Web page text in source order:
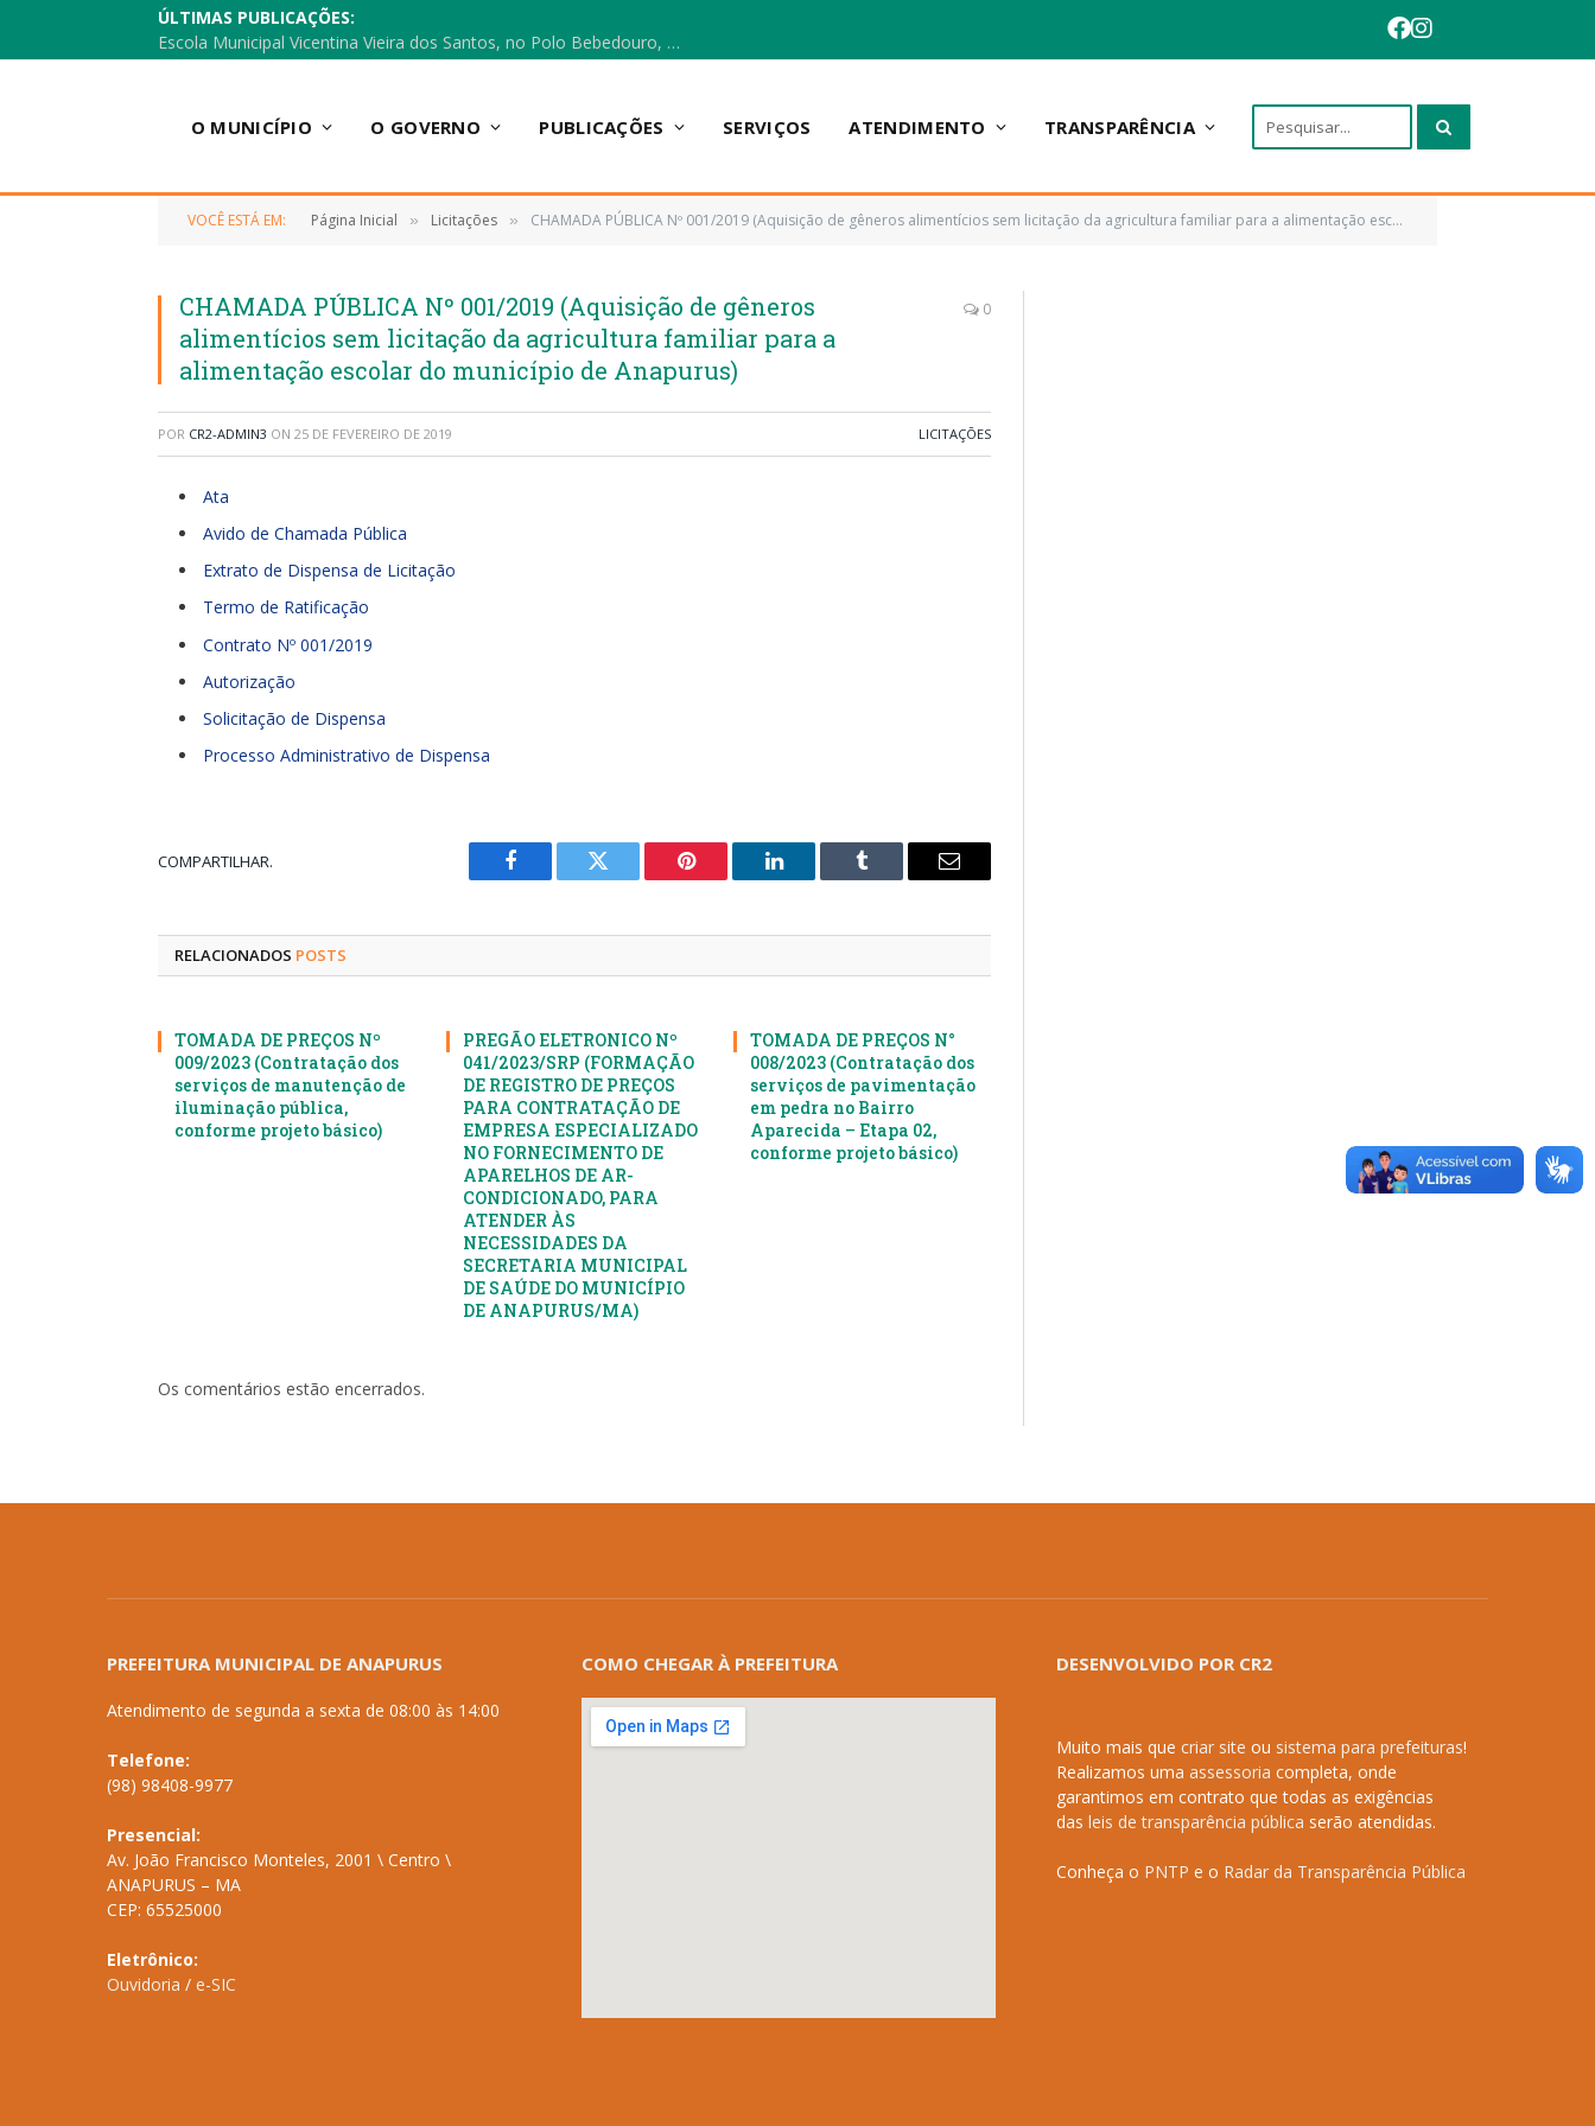
ÚLTIMAS PUBLICAÇÕES:
Escola Municipal Vicentina Vieira dos Santos, no Polo Bebedouro, recebeu materiais para a implantação do Cantinho da Leitura e da Sala Multidisciplinar.
O MUNICÍPIO O GOVERNO PUBLICAÇÕES SERVIÇOS ATENDIMENTO TRANSPARÊNCIA
VOCÊ ESTÁ EM: Página Inicial » Licitações » CHAMADA PÚBLICA Nº 001/2019 (Aquisição de gêneros alimentícios sem licitação da agricultura familiar para a alimentação escolar do município de Anapurus)
CHAMADA PÚBLICA Nº 001/2019 (Aquisição de gêneros
alimentícios sem licitação da agricultura familiar para a
alimentação escolar do município de Anapurus)
0
POR CR2-ADMIN3 ON 25 DE FEVEREIRO DE 2019 LICITAÇÕES
Ata
Avido de Chamada Pública
Extrato de Dispensa de Licitação
Termo de Ratificação
Contrato Nº 001/2019
Autorização
Solicitação de Dispensa
Processo Administrativo de Dispensa
COMPARTILHAR.
Facebook Twitter Pinterest LinkedIn Tumblr
E-
RELACIONADOS POSTS
TOMADA DE PREÇOS Nº
009/2023 (Contratação dos
serviços de manutenção de
iluminação pública,
conforme projeto básico)
PREGÃO ELETRONICO Nº
041/2023/SRP (FORMAÇÃO
DE REGISTRO DE PREÇOS
PARA CONTRATAÇÃO DE
EMPRESA ESPECIALIZADO
NO FORNECIMENTO DE
APARELHOS DE AR-
CONDICIONADO, PARA
ATENDER ÀS
NECESSIDADES DA
SECRETARIA MUNICIPAL
DE SAÚDE DO MUNICÍPIO
DE ANAPURUS/MA)
TOMADA DE PREÇOS N°
008/2023 (Contratação dos
serviços de pavimentação
em pedra no Bairro
Aparecida – Etapa 02,
conforme projeto básico)
Os comentários estão encerrados.
PREFEITURA MUNICIPAL DE ANAPURUS
Atendimento de segunda a sexta de 08:00 às 14:00
Telefone:
(98) 98408-9977
Presencial:
Av. João Francisco Monteles, 2001 \ Centro \
ANAPURUS – MA
CEP: 65525000
Eletrônico:
Ouvidoria / e-SIC
COMO CHEGAR À PREFEITURA DESENVOLVIDO POR CR2
Muito mais que criar site ou sistema para prefeituras!
Realizamos uma assessoria completa, onde
garantimos em contrato que todas as exigências
das leis de transparência pública serão atendidas.
Conheça o PNTP e o Radar da Transparência Pública